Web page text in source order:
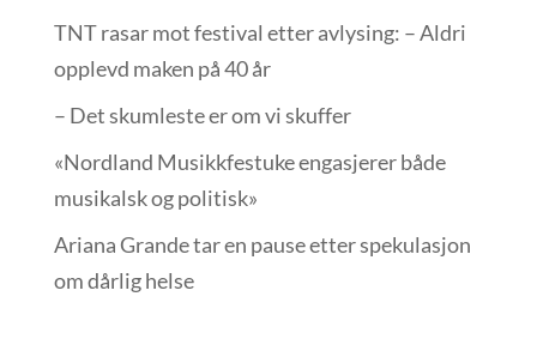
TNT rasar mot festival etter avlysing: – Aldri
opplevd maken på 40 år
– Det skumleste er om vi skuffer
«Nordland Musikkfest­uke engasjerer både
musikalsk og politisk»
Ariana Grande tar en pause etter spekulasjon
om dårlig helse